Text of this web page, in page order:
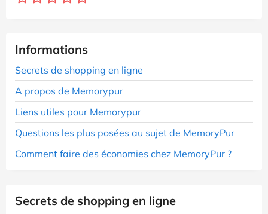
Informations
Secrets de shopping en ligne
A propos de Memorypur
Liens utiles pour Memorypur
Questions les plus posées au sujet de MemoryPur
Comment faire des économies chez MemoryPur ?
Secrets de shopping en ligne